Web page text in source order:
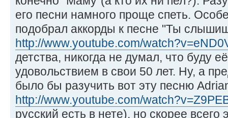
его песни намного проще спеть.
подобрал аккорды к песне "Ты
http://www.youtube.com/
детства, никогда не думал, что буду
удовольствием в свои 50 лет. Ну, а
было бы разучить вот эту песню
http://www.youtube.com/
русский есть в нете), но скорее всего